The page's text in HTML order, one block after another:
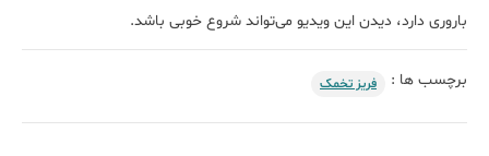
باروری دارد، دیدن این ویدیو می‌تواند شروع خوبی باشد.
برچسب ها : فریز تخمک